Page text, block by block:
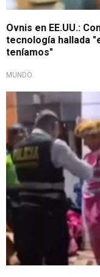
Ovnis en EE.UU.:
tecnología hallada
teníamos"
MUNDO
Tenso momento